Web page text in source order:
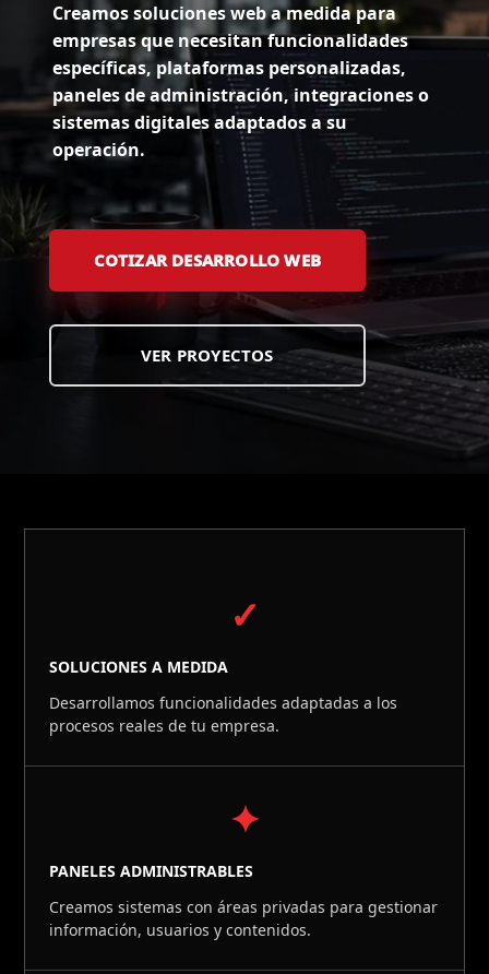
Creamos soluciones web a medida para
empresas que necesitan funcionalidades
específicas, plataformas personalizadas,
paneles de administración, integraciones o
sistemas digitales adaptados a su
operación.
COTIZAR DESARROLLO WEB
VER PROYECTOS
✓
SOLUCIONES A MEDIDA
Desarrollamos funcionalidades adaptadas a los
procesos reales de tu empresa.
✦
PANELES ADMINISTRABLES
Creamos sistemas con áreas privadas para gestionar
información, usuarios y contenidos.